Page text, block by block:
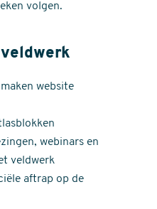
volgen.
website
webinars en
veldwerk
aftrap op de